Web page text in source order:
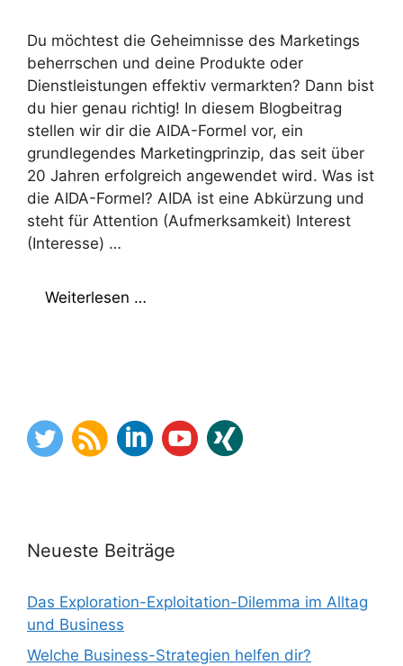
Du möchtest die Geheimnisse des Marketings
beherrschen und deine Produkte oder
Dienstleistungen effektiv vermarkten? Dann bist
du hier genau richtig! In diesem Blogbeitrag
stellen wir dir die AIDA-Formel vor, ein
grundlegendes Marketingprinzip, das seit über
20 Jahren erfolgreich angewendet wird. Was ist
die AIDA-Formel? AIDA ist eine Abkürzung und
steht für Attention (Aufmerksamkeit) Interest
(Interesse) …
Weiterlesen …
Neueste Beiträge
Das Exploration-Exploitation-Dilemma im Alltag
und Business
Welche Business-Strategien helfen dir?